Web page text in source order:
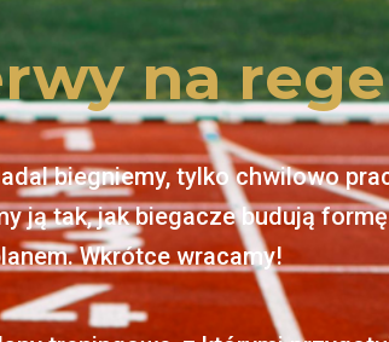
na
biegniemy, tylko chwilowo
ją tak, jak biegacze budują
Wkrótce wracamy!